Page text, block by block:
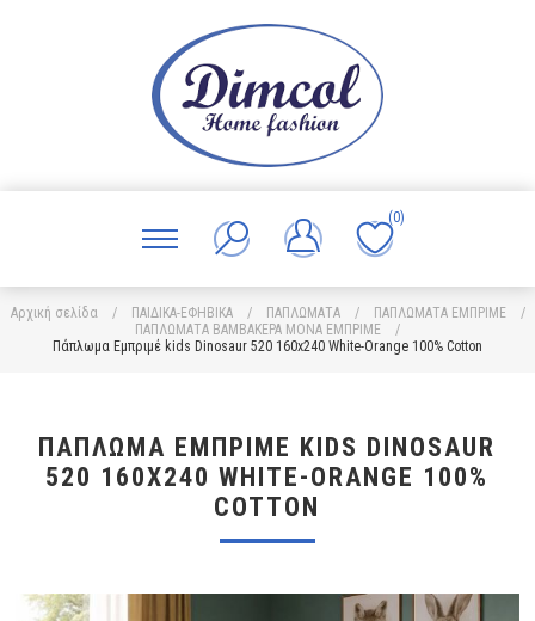
(0)
Αρχική σελίδα / ΠΑΙΔΙΚΑ-ΕΦΗΒΙΚΑ / ΠΑΠΛΩΜΑΤΑ / ΠΑΠΛΩΜΑΤΑ ΕΜΠΡΙΜΕ
/
ΠΑΠΛΩΜΑΤΑ ΒΑΜΒΑΚΕΡΑ ΜΟΝΑ ΕΜΠΡΙΜΕ
/
Πάπλωμα Εμπριμέ kids Dinosaur 520 160x240 White-Orange 100% Cotton
ΠΆΠΛΩΜΑ ΕΜΠΡΙΜΈ KIDS DINOSAUR
520 160X240 WHITE-ORANGE 100%
COTTON